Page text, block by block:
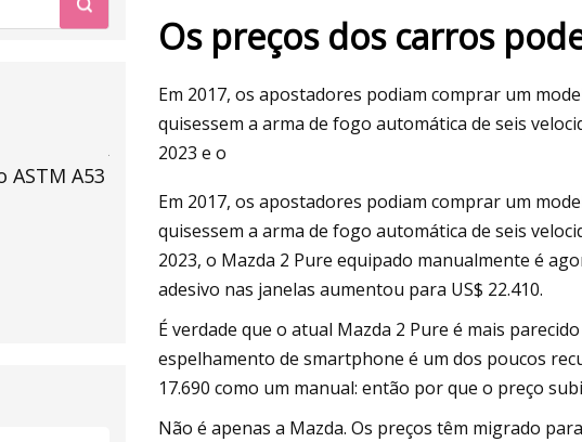
A53
Jun 27, 2023
os resultados dos ganhos do primeiro
trimestre encerrado em 30 de junho de
Os preços dos carros
Em 2017, os apostadores podiam comprar um
quisessem a arma de fogo automática de seis
2023 e o
Em 2017, os apostadores podiam comprar um
quisessem a arma de fogo automática de seis
2023, o Mazda 2 Pure equipado manualmente é
adesivo nas janelas aumentou para US$ 22.410.
É verdade que o atual Mazda 2 Pure é mais
espelhamento de smartphone é um dos poucos
17.690 como um manual: então por que o preço
Não é apenas a Mazda. Os preços têm migrado